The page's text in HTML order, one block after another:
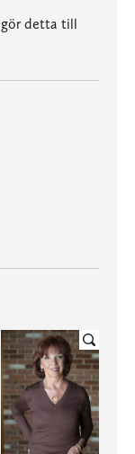
gör detta till